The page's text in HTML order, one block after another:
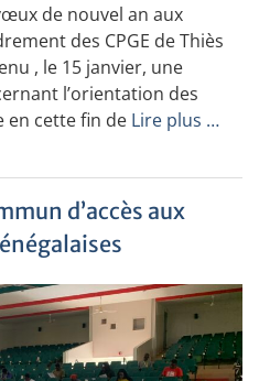
de nouvel an aux
des CPGE de Thiès
, le 15 janvier, une
l’orientation des
en cette fin de Lire plus …
d’accès aux